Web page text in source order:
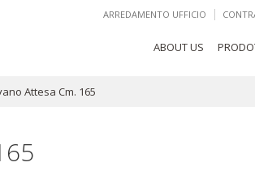
ARREDAMENTO UFFICIO
ABOUT US
Attesa Cm. 165